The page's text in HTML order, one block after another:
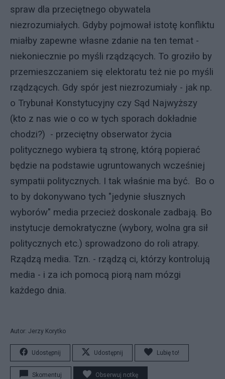
spraw dla przeciętnego obywatela
niezrozumiałych. Gdyby pojmował istotę konfliktu
miałby zapewne własne zdanie na ten temat -
niekoniecznie po myśli rządzących. To groziło by
przemieszczaniem się elektoratu też nie po myśli
rządzących. Gdy spór jest niezrozumiały - jak np.
o Trybunał Konstytucyjny czy Sąd Najwyższy
(kto z nas wie o co w tych sporach dokładnie
chodzi?) - przeciętny obserwator życia
politycznego wybiera tą stronę, którą popierać
będzie na podstawie ugruntowanych wcześniej
sympatii politycznych. I tak właśnie ma być. Bo o
to by dokonywano tych "jedynie słusznych
wyborów" media przecież doskonale zadbają. Bo
instytucje demokratyczne (wybory, wolna gra sił
politycznych etc.) sprowadzono do roli atrapy.
Rządzą media. Tzn. - rządzą ci, którzy kontrolują
media - i za ich pomocą piorą nam mózgi
każdego dnia.
Autor: Jerzy Korytko
Udostępnij Udostępnij Lubię to!
Skomentuj Obserwuj notkę